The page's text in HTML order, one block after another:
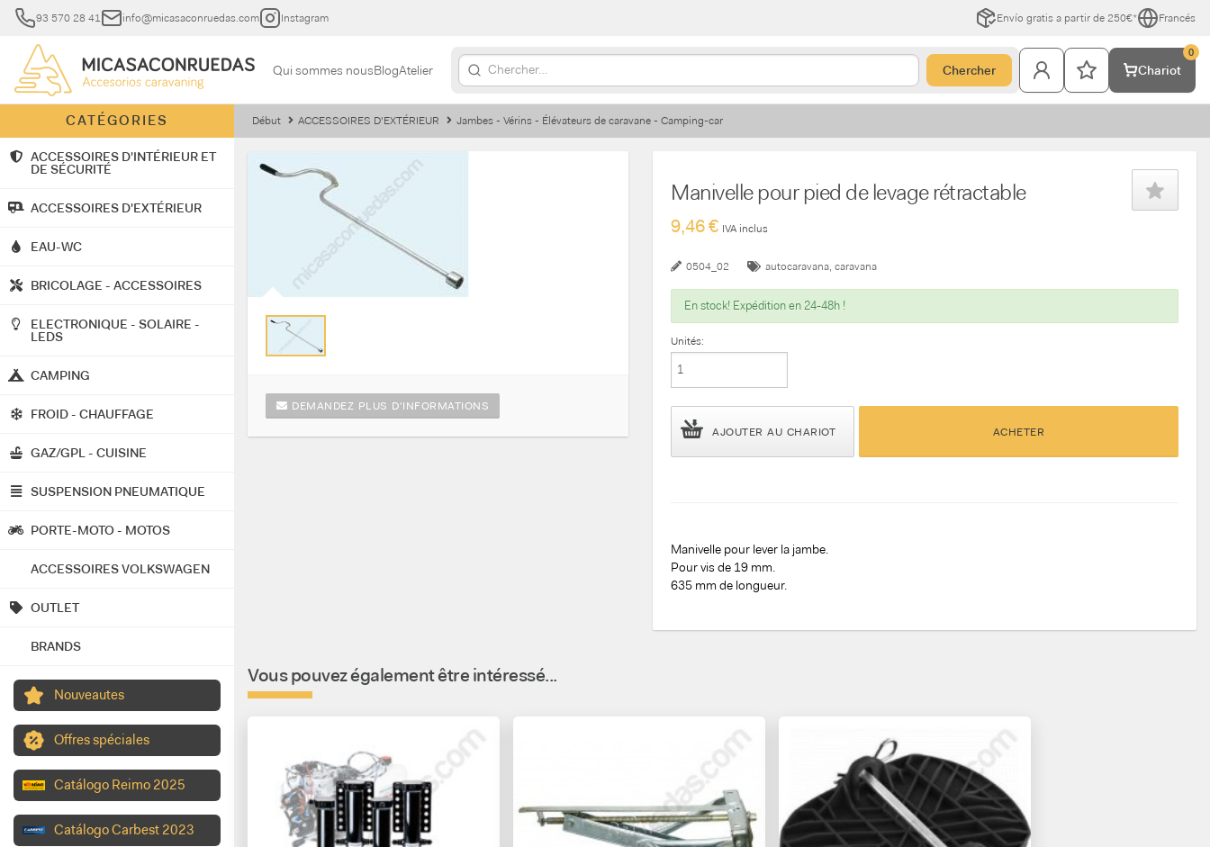
93 570 28 41 info@micasaconruedas.com Instagram Envío gratis a partir de 250€* Francés
Qui sommes nousBlogAtelier Chercher Chariot
0
CATÉGORIES
ACCESSOIRES D'INTÉRIEUR ET
DE SÉCURITÉ
ACCESSOIRES D'EXTÉRIEUR
EAU-WC
BRICOLAGE - ACCESSOIRES
ELECTRONIQUE - SOLAIRE -
LEDS
CAMPING
FROID - CHAUFFAGE
GAZ/GPL - CUISINE
SUSPENSION PNEUMATIQUE
PORTE-MOTO - MOTOS
ACCESSOIRES VOLKSWAGEN
OUTLET
BRANDS
Nouveautes
Offres spéciales
Catálogo Reimo 2025
Catálogo Carbest 2023
Début ACCESSOIRES D'EXTÉRIEUR Jambes - Vérins - Élévateurs de caravane - Camping-car
DEMANDEZ PLUS D'INFORMATIONS
Manivelle pour pied de levage rétractable
9,46 € IVA inclus
0504_02 autocaravana caravana
En stock! Expédition en 24-48h !
Unités:
AJOUTER AU CHARIOT ACHETER
Manivelle pour lever la jambe.
Pour vis de 19 mm.
635 mm de longueur.
Vous pouvez également être intéressé...